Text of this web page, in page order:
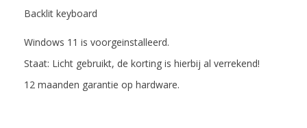
Backlit keyboard
Windows 11 is voorgeinstalleerd.
Staat: Licht gebruikt, de korting is hierbij al verrekend!
12 maanden garantie op hardware.